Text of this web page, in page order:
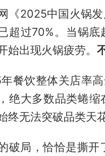
《2025中国火锅
超过70%。当锅
始出现火锅疲劳。
餐饮整体关店率
绝大多数品类蜷
终无法突破品类天
破局，恰恰是撕开